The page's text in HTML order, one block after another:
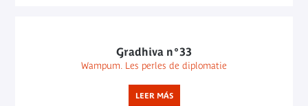
Gradhiva n°33
Wampum. Les perles de diplomatie
LEER MÁS